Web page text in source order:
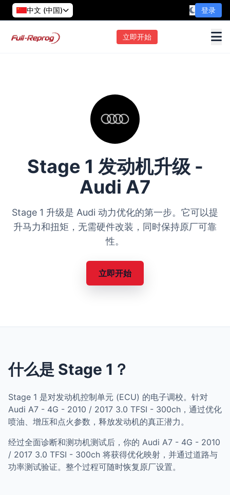
中文 (中国) 登录
立即开始
Stage 1 发动机升级 -
Audi A7
Stage 1 升级是 Audi 动力优化的第一步。它可以提
升马力和扭矩，无需硬件改装，同时保持原厂可靠
性。
立即开始
什么是 Stage 1？
Stage 1 是对发动机控制单元 (ECU) 的电子调校。针对
Audi A7 - 4G - 2010 / 2017 3.0 TFSI - 300ch，通过优化
喷油、增压和点火参数，释放发动机的真正潜力。
经过全面诊断和测功机测试后，你的 Audi A7 - 4G - 2010
/ 2017 3.0 TFSI - 300ch 将获得优化映射，并通过道路与
功率测试验证。整个过程可随时恢复原厂设置。